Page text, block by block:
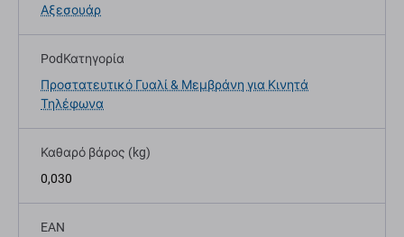
Αξεσουάρ
PodΚατηγορία
Προστατευτικό Γυαλί & Μεμβράνη για Κινητά
Τηλέφωνα
Καθαρό βάρος (kg)
0,030
EAN